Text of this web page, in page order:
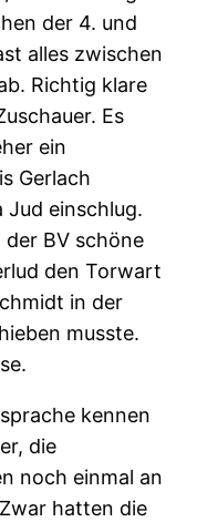
der 4. und
alles zwischen
Richtig klare
Es
ein
Gerlach
Jud einschlug.
BV schöne
den Torwart
in der
musste.
kennen
die
noch einmal an
hatten die